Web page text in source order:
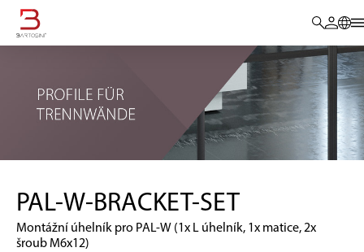
PAL-W-BRACKET-SET
Montážní úhelník pro PAL-W (1x L úhelník, 1x matice, 2x
šroub M6x12)